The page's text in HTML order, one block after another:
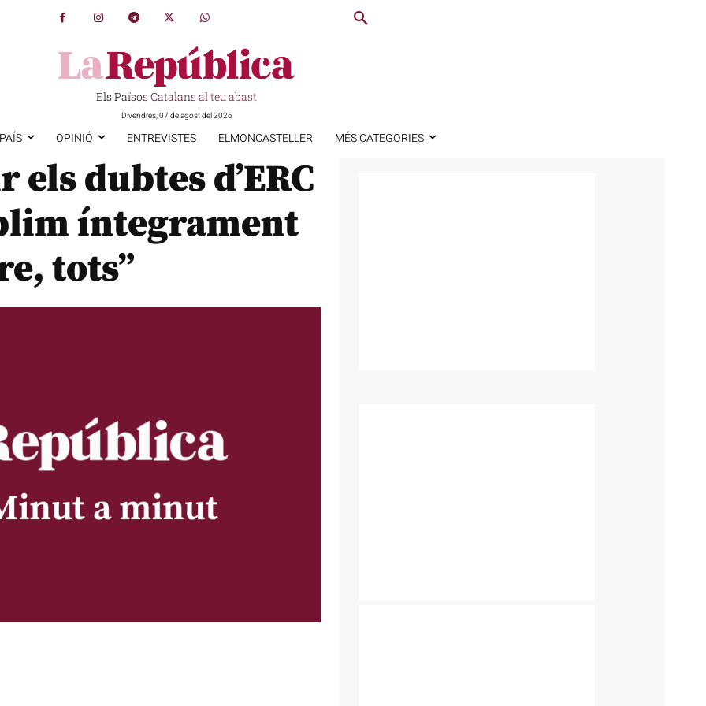
Els Països Catalans al teu abast
Divendres, 07 de agost del 2026
OPINIÓ ENTREVISTES ELMONCASTELLER MÉS CATEGORIES
dubtes d’ERC
íntegrament
tots”